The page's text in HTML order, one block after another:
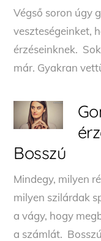
Végső soron úgy
veszteségeinket,
érzéseinknek.
már. Gyakran
Bosszú
Mindegy, milyen
milyen szilárdak
a vágy, hogy
a számlát.